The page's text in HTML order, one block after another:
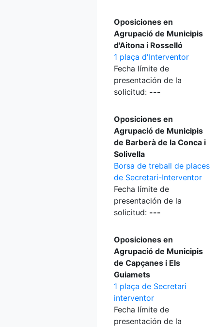
Oposiciones en
Agrupació de Municipis
d'Aitona i Rosselló
1 plaça d'Interventor
Fecha límite de
presentación de la
solicitud: ---
Oposiciones en
Agrupació de Municipis
de Barberà de la Conca i
Solivella
Borsa de treball de places
de Secretari-Interventor
Fecha límite de
presentación de la
solicitud: ---
Oposiciones en
Agrupació de Municipis
de Capçanes i Els
Guiamets
1 plaça de Secretari
interventor
Fecha límite de
presentación de la